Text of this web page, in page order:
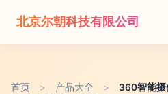
北京尔朝科技有限公司
首页 > 产品大全 >
360智能摄